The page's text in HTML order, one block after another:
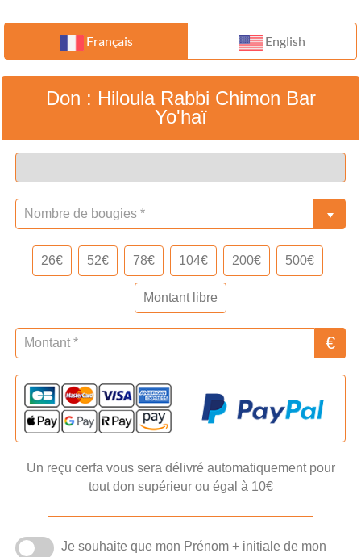
Français English
Don : Hiloula Rabbi Chimon Bar
Yo'haï
26€ 52€ 78€ 104€ 200€ 500€
Montant libre
€
Un reçu cerfa vous sera délivré automatiquement pour
tout don supérieur ou égal à 10€
Je souhaite que mon Prénom + initiale de mon